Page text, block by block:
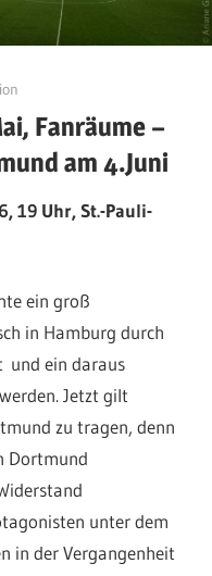
Fanräume –
am 4.Juni
19 Uhr, St.-Pauli-
ein groß
in Hamburg durch
und ein daraus
Jetzt gilt
zu tragen, denn
Dortmund
unter dem
in der Vergangenheit